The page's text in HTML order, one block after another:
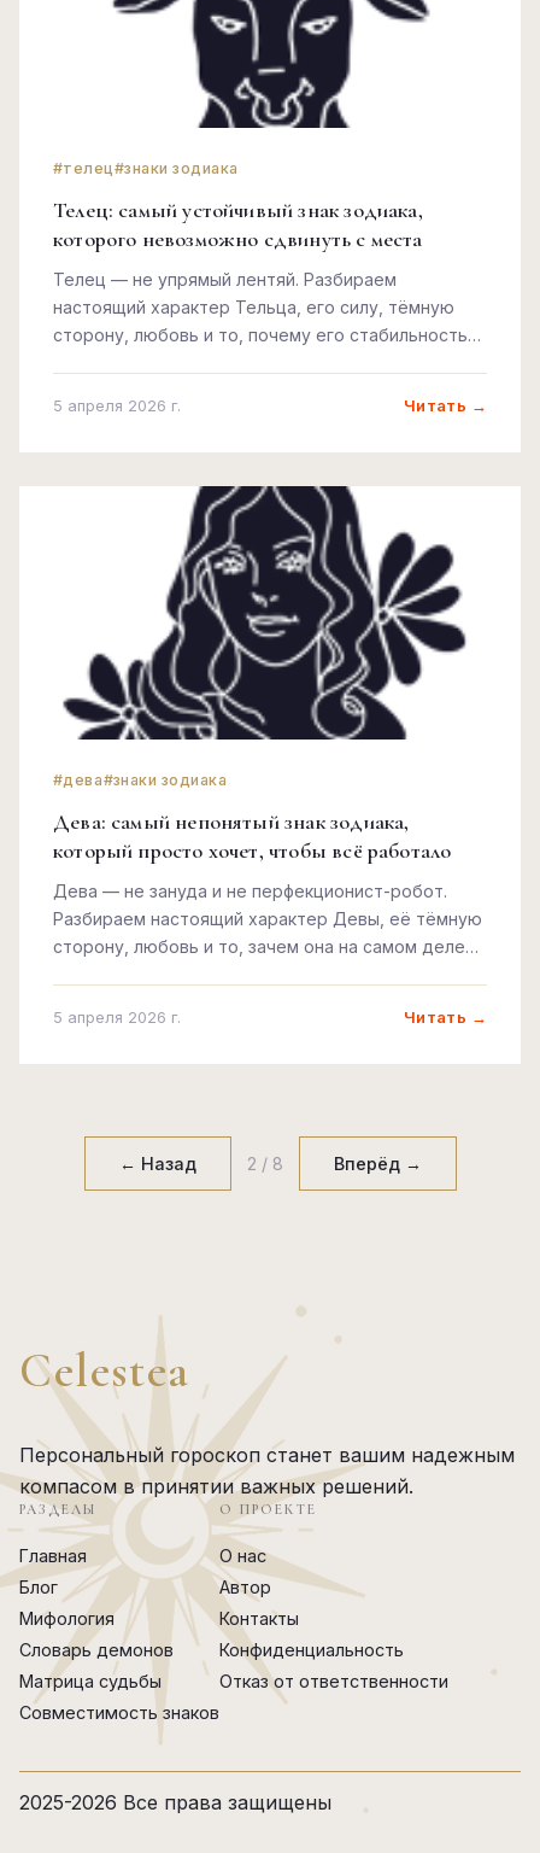
#телец#знаки зодиака
Телец: самый устойчивый знак зодиака,
которого невозможно сдвинуть с места
Телец — не упрямый лентяй. Разбираем
настоящий характер Тельца, его силу, тёмную
сторону, любовь и то, почему его стабильность
5 апреля 2026 г. Читать →
#дева#знаки зодиака
Дева: самый непонятый знак зодиака,
который просто хочет, чтобы всё работало
Дева — не занудa и не перфекционист-робот.
Разбираем настоящий характер Девы, её тёмную
сторону, любовь и то, зачем она на самом деле
5 апреля 2026 г. Читать →
← Назад 2 / 8 Вперёд →
Celestea
Персональный гороскоп станет вашим надежным
компасом в принятии важных решений.
РАЗДЕЛЫ
Главная
Блог
Мифология
Словарь демонов
Матрица судьбы
Совместимость знаков
О ПРОЕКТЕ
О нас
Автор
Контакты
Конфиденциальность
Отказ от ответственности
2025-2026 Все права защищены